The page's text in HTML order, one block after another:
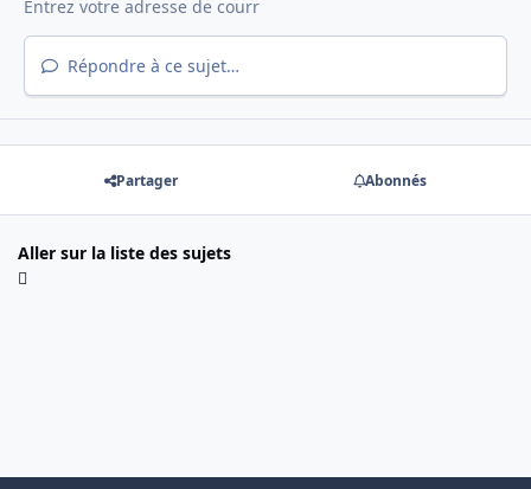
Répondre à ce sujet…
Partager Abonnés
Aller sur la liste des sujets